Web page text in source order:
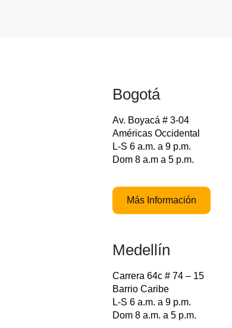
Bogotá
Av. Boyacá # 3-04
Américas Occidental
L-S 6 a.m. a 9 p.m.
Dom 8 a.m a 5 p.m.
Más Información
Medellín
Carrera 64c # 74 – 15
Barrio Caribe
L-S 6 a.m. a 9 p.m.
Dom 8 a.m. a 5 p.m.